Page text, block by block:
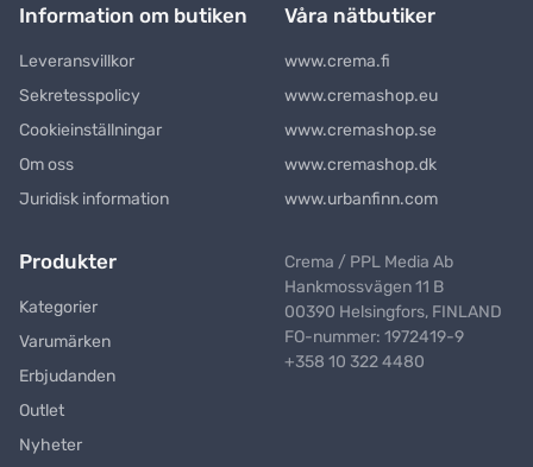
Information om butiken
Leveransvillkor
Sekretesspolicy
Cookieinställningar
Om oss
Juridisk information
Våra nätbutiker
www.crema.fi
www.cremashop.eu
www.cremashop.se
www.cremashop.dk
www.urbanfinn.com
Produkter
Kategorier
Varumärken
Erbjudanden
Outlet
Nyheter
Crema / PPL Media Ab
Hankmossvägen 11 B
00390 Helsingfors, FINLAND
FO-nummer: 1972419-9
+358 10 322 4480